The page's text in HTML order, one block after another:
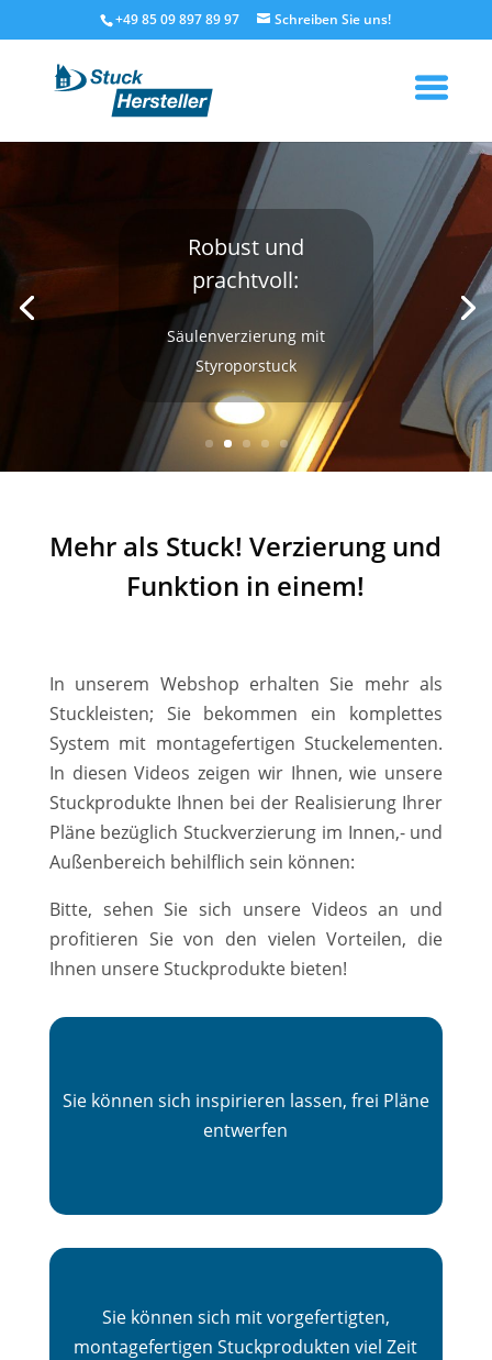
+49 85 09 897 89 97
Robust und
prachtvoll:
Säulenverzierung mit
Styroporstuck
Mehr als Stuck! Verzierung und
Funktion in einem!
In unserem Webshop erhalten Sie mehr als
Stuckleisten; Sie bekommen ein komplettes
System mit montagefertigen Stuckelementen.
In diesen Videos zeigen wir Ihnen, wie unsere
Stuckprodukte Ihnen bei der Realisierung Ihrer
Pläne bezüglich Stuckverzierung im Innen,- und
Außenbereich behilflich sein können:
Bitte, sehen Sie sich unsere Videos an und
profitieren Sie von den vielen Vorteilen, die
Ihnen unsere Stuckprodukte bieten!
Sie können sich inspirieren lassen, frei Pläne
entwerfen
Sie können sich mit vorgefertigten,
montagefertigen Stuckprodukten viel Zeit